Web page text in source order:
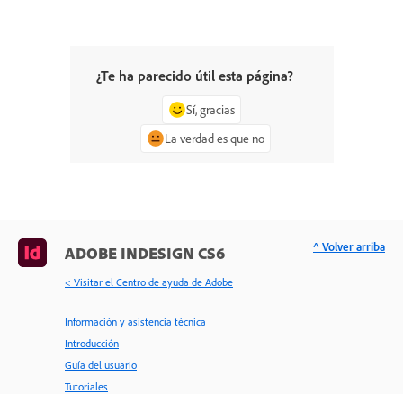
¿Te ha parecido útil esta página?
Sí, gracias
La verdad es que no
ADOBE INDESIGN CS6
< Visitar el Centro de ayuda de Adobe
Información y asistencia técnica
Introducción
Guía del usuario
Tutoriales
^ Volver arriba